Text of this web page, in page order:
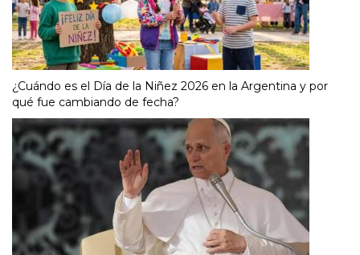
¿Cuándo es el Día de la Niñez 2026 en la Argentina y por
qué fue cambiando de fecha?